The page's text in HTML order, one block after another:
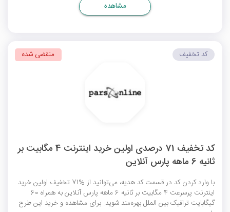
مشاهده
کد تخفیف 71 درصدی اولین خرید اینترنت 4 مگابیت بر
ثانیه 6 ماهه پارس آنلاین
با وارد کردن کد در قسمت کد هدیه، می‌توانید از %71 تخفیف اولین خرید
اینترنت پرسرعت 4 مگابیت بر ثانیه 6 ماهه پارس آنلاین به همراه 60
گیگابایت ترافیک بین الملل بهره‌مند شوید. برای مشاهده و خرید این طرح
کد تخفیف منقضی شده